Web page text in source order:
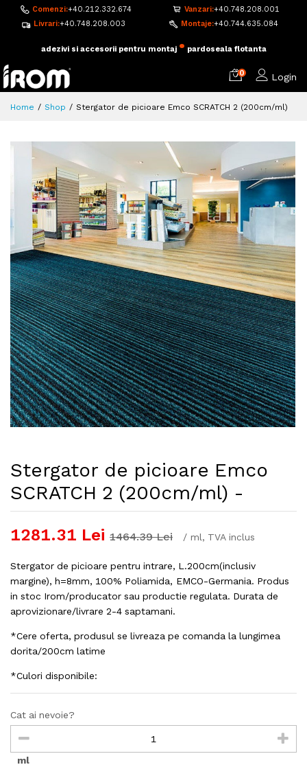
Comenzi:+40.212.332.674 Vanzari:+40.748.208.001
Livrari:+40.748.208.003 Montaje:+40.744.635.084
adezivi si accesorii pentru montaj • pardoseala flotanta
0 Login
Home Shop Stergator de picioare Emco SCRATCH 2 (200cm/ml)
Stergator de picioare Emco
SCRATCH 2 (200cm/ml) -
1281.31 Lei 1464.39 Lei / ml, TVA inclus
Stergator de picioare pentru intrare, L.200cm(inclusiv
margine), h=8mm, 100% Poliamida, EMCO-Germania. Produs
in stoc Irom/producator sau productie regulata. Durata de
aprovizionare/livrare 2-4 saptamani.
*Cere oferta, produsul se livreaza pe comanda la lungimea
dorita/200cm latime
*Culori disponibile:
Cat ai nevoie?
ml